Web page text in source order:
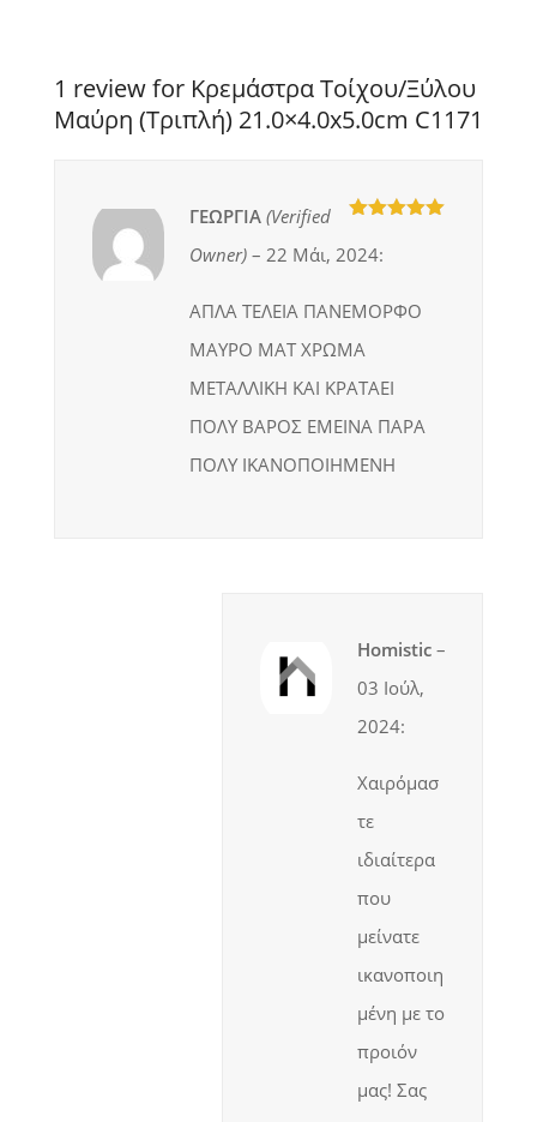
1 review for Κρεμάστρα Τοίχου/Ξύλου
Μαύρη (Τριπλή) 21.0×4.0x5.0cm C1171
ΓΕΩΡΓΙΑ (verified
Owner) – 22 Μάι, 2024:
ΑΠΛΑ ΤΕΛΕΙΑ ΠΑΝΕΜΟΡΦΟ
ΜΑΥΡΟ ΜΑΤ ΧΡΩΜΑ
ΜΕΤΑΛΛΙΚΗ ΚΑΙ ΚΡΑΤΑΕΙ
ΠΟΛΥ ΒΑΡΟΣ ΕΜΕΙΝΑ ΠΑΡΑ
ΠΟΛΥ ΙΚΑΝΟΠΟΙΗΜΕΝΗ
Homistic –
03 Ιούλ,
2024:
Χαιρόμασ
τε
ιδιαίτερα
που
μείνατε
ικανοποιη
μένη με το
προιόν
μας! Σας